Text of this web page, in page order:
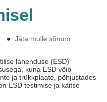
● Jäta mulle sõnum
lahenduse (ESD)
kuna ESD võib
ja trükkplaate, põhjustades
ESD testimise ja kaitse